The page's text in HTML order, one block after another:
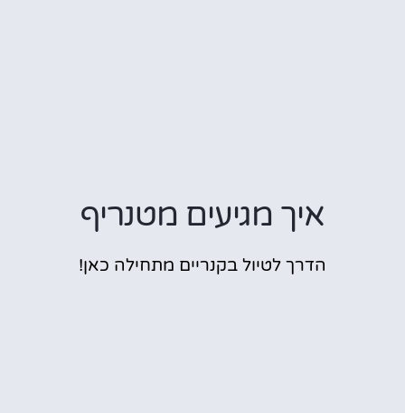
איך מגיעים מטנריף
הדרך לטיול בקנריים מתחילה כאן!